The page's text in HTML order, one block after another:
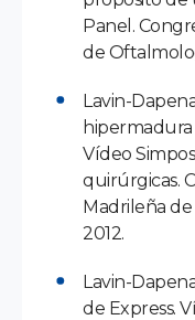
Panel.
de
Lavin-
Vídeo
quirúrgicas.
Madrileña
2012.
Lavin-
de Express.